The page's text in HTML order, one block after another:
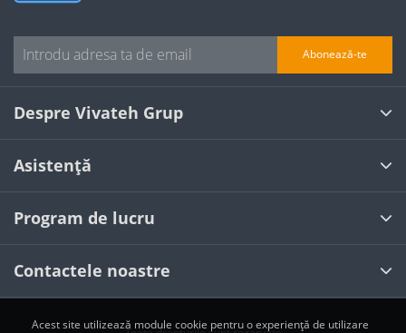
Abonează-te
Despre Vivateh Grup
Asistență
Program de lucru
Contactele noastre
Acest site utilizează module cookie pentru o experiență de utilizare